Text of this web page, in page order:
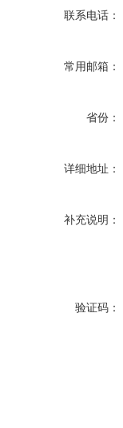
联系电话：
常用邮箱：
省份：
详细地址：
补充说明：
验证码：